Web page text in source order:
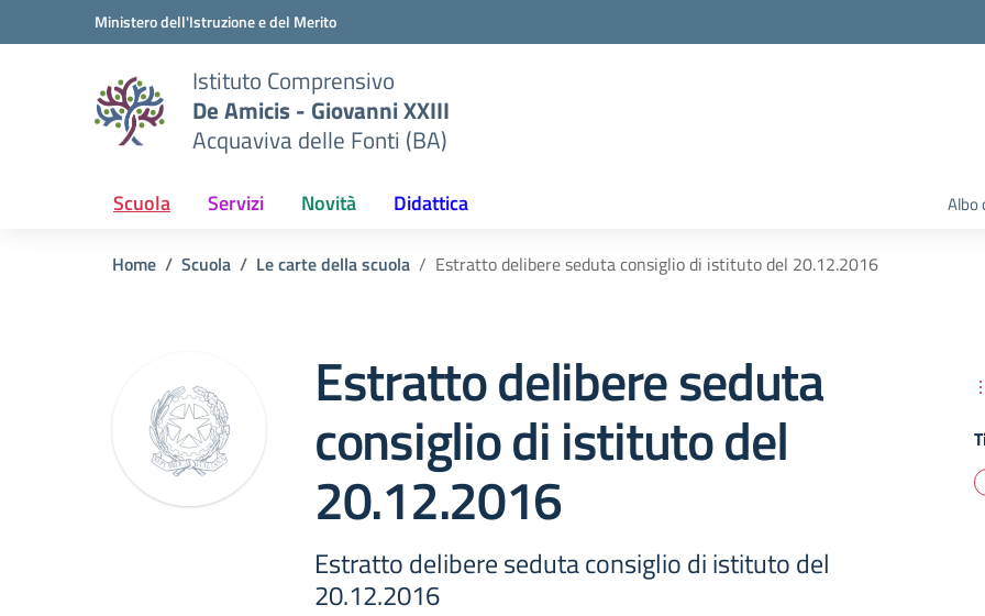
Vai ai contenuti
Vai al menu di navigazioneMinistero dell'Istruzione e del Merito
Istituto Comprensivo
De Amicis - Giovanni XXIII
Acquaviva delle Fonti (BA)
Scuola Servizi Novità Didattica Albo
Home Scuola Le carte della scuola Estratto delibere seduta consiglio di istituto del 20.12.2016
Estratto delibere seduta
consiglio di istituto del
20.12.2016
Estratto delibere seduta consiglio di istituto del
20.12.2016